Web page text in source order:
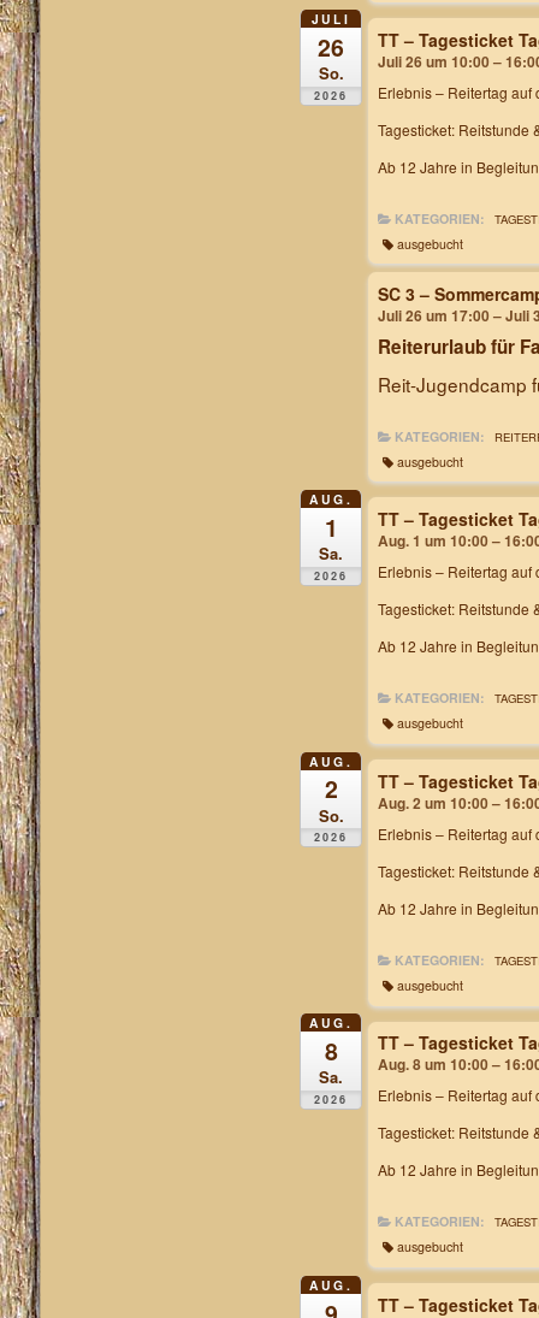
JULI
26
So.
2026
TT – Tagesticket
Juli 26 um 10:00 –
Erlebnis – Reitertag auf
Tagesticket: Reitstunde
Ab 12 Jahre in
KATEGORIEN:
ausgebucht
SC 3 –
Juli 26 um 17:00 – Juli
Reiterurlaub für
Reit-Jugendcamp
KATEGORIEN:
ausgebucht
AUG.
1
Sa.
2026
TT – Tagesticket
Aug. 1 um 10:00 –
Erlebnis – Reitertag auf
Tagesticket: Reitstunde
Ab 12 Jahre in
KATEGORIEN:
ausgebucht
AUG.
2
So.
2026
TT – Tagesticket
Aug. 2 um 10:00 –
Erlebnis – Reitertag auf
Tagesticket: Reitstunde
Ab 12 Jahre in
KATEGORIEN:
ausgebucht
AUG.
8
Sa.
2026
TT – Tagesticket
Aug. 8 um 10:00 –
Erlebnis – Reitertag auf
Tagesticket: Reitstunde
Ab 12 Jahre in
KATEGORIEN:
ausgebucht
AUG.
TT – Tagesticket